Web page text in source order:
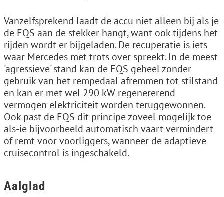
Vanzelfsprekend laadt de accu niet alleen bij als je
de EQS aan de stekker hangt, want ook tijdens het
rijden wordt er bijgeladen. De recuperatie is iets
waar Mercedes met trots over spreekt. In de meest
'agressieve' stand kan de EQS geheel zonder
gebruik van het rempedaal afremmen tot stilstand
en kan er met wel 290 kW regenererend
vermogen elektriciteit worden teruggewonnen.
Ook past de EQS dit principe zoveel mogelijk toe
als-ie bijvoorbeeld automatisch vaart vermindert
of remt voor voorliggers, wanneer de adaptieve
cruisecontrol is ingeschakeld.
Aalglad